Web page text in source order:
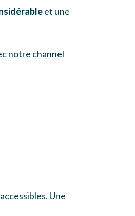
et une
notre channel
Une